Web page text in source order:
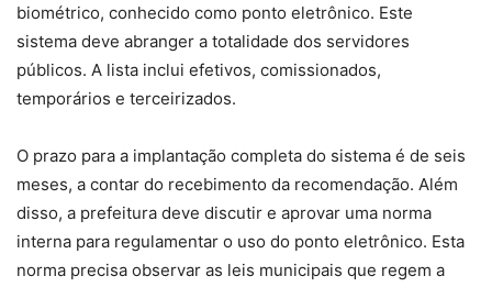
biométrico, conhecido como ponto eletrônico. Este
sistema deve abranger a totalidade dos servidores
públicos. A lista inclui efetivos, comissionados,
temporários e terceirizados.
O prazo para a implantação completa do sistema é de seis
meses, a contar do recebimento da recomendação. Além
disso, a prefeitura deve discutir e aprovar uma norma
interna para regulamentar o uso do ponto eletrônico. Esta
norma precisa observar as leis municipais que regem a